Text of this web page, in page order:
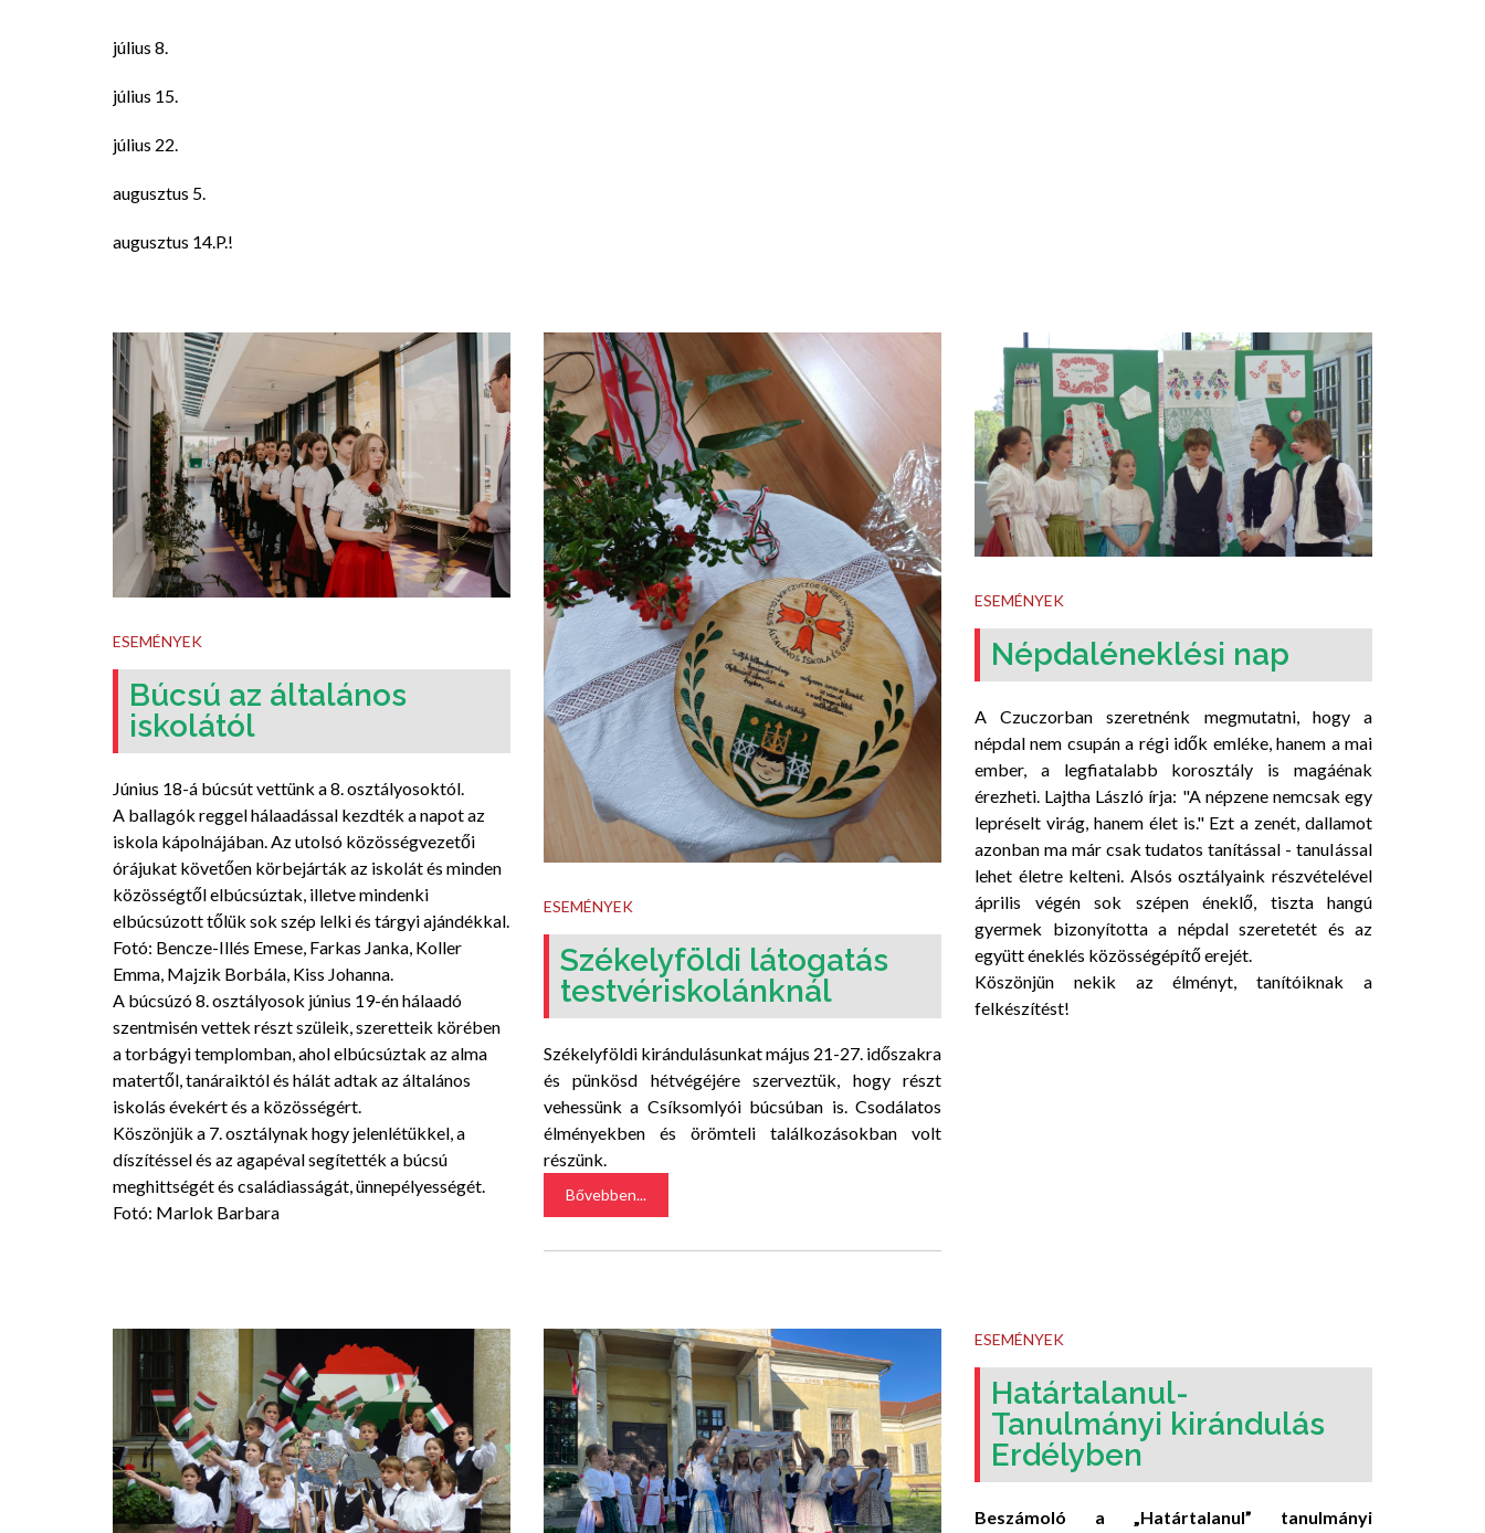
július 8.
július 15.
július 22.
augusztus 5.
augusztus 14.P.!
ESEMÉNYEK
Búcsú az általános
iskolától
Június 18-á búcsút vettünk a 8. osztályosoktól.
A ballagók reggel hálaadással kezdték a napot az
iskola kápolnájában. Az utolsó közösségvezetői
órájukat követően körbejárták az iskolát és minden
közösségtől elbúcsúztak, illetve mindenki
elbúcsúzott tőlük sok szép lelki és tárgyi ajándékkal.
Fotó: Bencze-Illés Emese, Farkas Janka, Koller
Emma, Majzik Borbála, Kiss Johanna.
A búcsúzó 8. osztályosok június 19-én hálaadó
szentmisén vettek részt szüleik, szeretteik körében
a torbágyi templomban, ahol elbúcsúztak az alma
matertől, tanáraiktól és hálát adtak az általános
iskolás évekért és a közösségért.
Köszönjük a 7. osztálynak hogy jelenlétükkel, a
díszítéssel és az agapéval segítették a búcsú
meghittségét és családiasságát, ünnepélyességét.
Fotó: Marlok Barbara
ESEMÉNYEK
Székelyföldi látogatás
testvériskolánknál
Székelyföldi kirándulásunkat május 21-27. időszakra
és pünkösd hétvégéjére szerveztük, hogy részt
vehessünk a Csíksomlyói búcsúban is. Csodálatos
élményekben és örömteli találkozásokban volt
részünk.
Bővebben...
ESEMÉNYEK
Népdaléneklési nap
A Czuczorban szeretnénk megmutatni, hogy a
népdal nem csupán a régi idők emléke, hanem a mai
ember, a legfiatalabb korosztály is magáénak
érezheti. Lajtha László írja: "A népzene nemcsak egy
lepréselt virág, hanem élet is." Ezt a zenét, dallamot
azonban ma már csak tudatos tanítással - tanuIással
lehet életre kelteni. Alsós osztályaink részvételével
április végén sok szépen éneklő, tiszta hangú
gyermek bizonyította a népdal szeretetét és az
együtt éneklés közösségépítő erejét.
Köszönjün nekik az élményt, tanítóiknak a
felkészítést!
ESEMÉNYEK
Határtalanul-
Tanulmányi kirándulás
Erdélyben
Beszámoló a „Határtalanul” tanulmányi